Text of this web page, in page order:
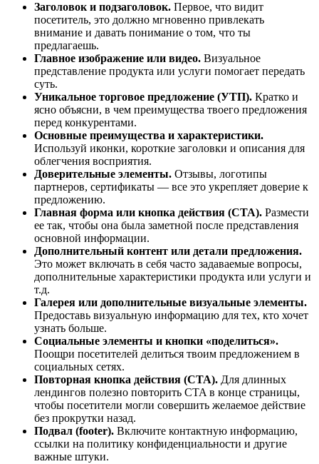
Заголовок и подзаголовок. Первое, что видит
посетитель, это должно мгновенно привлекать
внимание и давать понимание о том, что ты
предлагаешь.
Главное изображение или видео. Визуальное
представление продукта или услуги помогает передать
суть.
Уникальное торговое предложение (УТП). Кратко и
ясно объясни, в чем преимущества твоего предложения
перед конкурентами.
Основные преимущества и характеристики.
Используй иконки, короткие заголовки и описания для
облегчения восприятия.
Доверительные элементы. Отзывы, логотипы
партнеров, сертификаты — все это укрепляет доверие к
предложению.
Главная форма или кнопка действия (CTA). Размести
ее так, чтобы она была заметной после представления
основной информации.
Дополнительный контент или детали предложения.
Это может включать в себя часто задаваемые вопросы,
дополнительные характеристики продукта или услуги и
т.д.
Галерея или дополнительные визуальные элементы.
Предоставь визуальную информацию для тех, кто хочет
узнать больше.
Социальные элементы и кнопки «поделиться».
Поощри посетителей делиться твоим предложением в
социальных сетях.
Повторная кнопка действия (CTA). Для длинных
лендингов полезно повторить CTA в конце страницы,
чтобы посетители могли совершить желаемое действие
без прокрутки назад.
Подвал (footer). Включите контактную информацию,
ссылки на политику конфиденциальности и другие
важные штуки.